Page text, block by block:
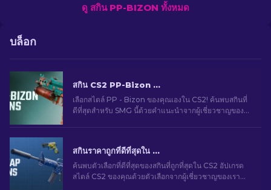
ดู สกิน PP-BIZON ทั้งหมด
บล็อก
สกิน CS2 PP-Bizon ที่ดีที่สุด [2026]
เลือกสไตล์ PP - Bizon ของคุณเองใน CS2! ค้นพบสกินที่
ดีที่สุดสำหรับ SMG นี้ด้วยคำแนะนำจากผู้เชี่ยวชาญของ
สกินราคาถูกที่ดีที่สุดใน CS2 [2026]
ค้นพบตัวเลือกที่ดีที่สุดของสกินที่ถูกที่สุดใน CS2 อัปเกรด
สไตล์ CS2 ของคุณด้วยตัวเลือกจากผู้เชี่ยวชาญของเรา